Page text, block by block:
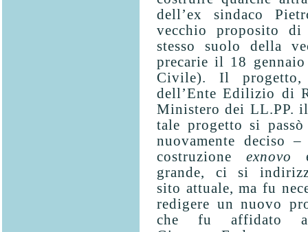
dell’ex sindaco
vecchio proposito
stesso suolo della
precarie il 18
Civile). Il progetto,
dell’Ente Edilizio di
Ministero dei LL.PP.
tale progetto si
nuovamente deciso
costruzione exnovo
grande, ci si
sito attuale, ma fu
redigere un nuovo
che fu affidato